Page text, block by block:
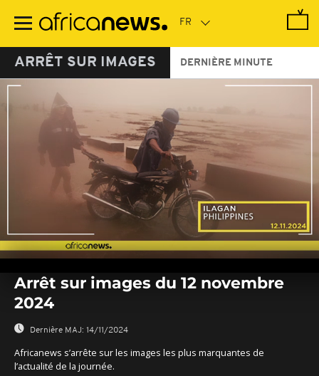
contenu
ARRÊT SUR IMAGES DERNIÈRE MINUTE
seconds
seconds
Arrêt sur images du 12 novembre
2024
Dernière MAJ: 14/11/2024
Africanews s’arrête sur les images les plus marquantes de
l’actualité de la journée.